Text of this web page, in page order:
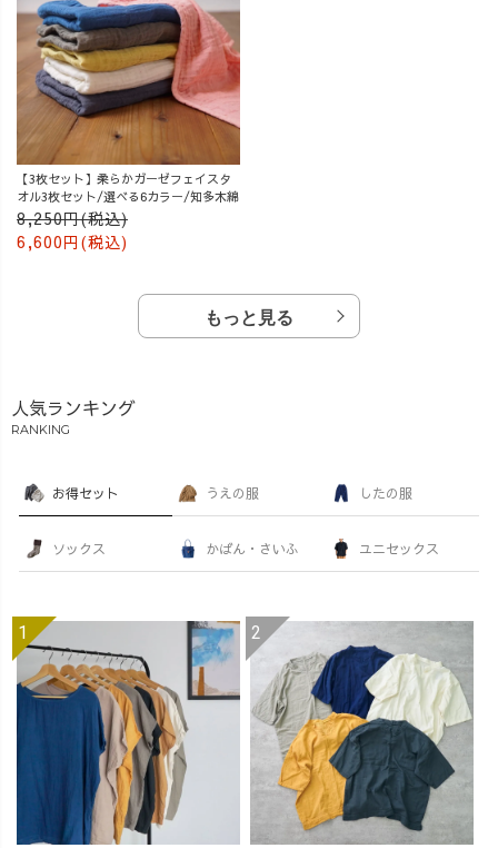
【3枚セット】柔らかガーゼフェイスタ
オル3枚セット/選べる6カラー/知多木綿
8,250円(税込)
6,600円(税込)
もっと見る
人気ランキング
RANKING
お得セット うえの服 したの服
ソックス かばん・さいふ ユニセックス